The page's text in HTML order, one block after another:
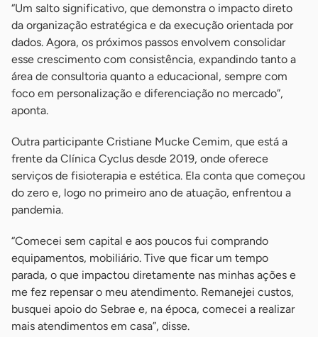
“Um salto significativo, que demonstra o impacto direto
da organização estratégica e da execução orientada por
dados. Agora, os próximos passos envolvem consolidar
esse crescimento com consistência, expandindo tanto a
área de consultoria quanto a educacional, sempre com
foco em personalização e diferenciação no mercado”,
aponta.
Outra participante Cristiane Mucke Cemim, que está a
frente da Clínica Cyclus desde 2019, onde oferece
serviços de fisioterapia e estética. Ela conta que começou
do zero e, logo no primeiro ano de atuação, enfrentou a
pandemia.
“Comecei sem capital e aos poucos fui comprando
equipamentos, mobiliário. Tive que ficar um tempo
parada, o que impactou diretamente nas minhas ações e
me fez repensar o meu atendimento. Remanejei custos,
busquei apoio do Sebrae e, na época, comecei a realizar
mais atendimentos em casa”, disse.